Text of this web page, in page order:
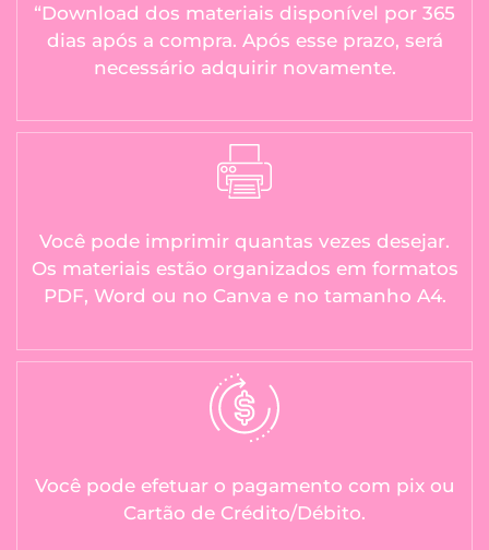
“Download dos materiais disponível por 365
dias após a compra. Após esse prazo, será
necessário adquirir novamente.
Você pode imprimir quantas vezes desejar.
Os materiais estão organizados em formatos
PDF, Word ou no Canva e no tamanho A4.
Você pode efetuar o pagamento com pix ou
Cartão de Crédito/Débito.